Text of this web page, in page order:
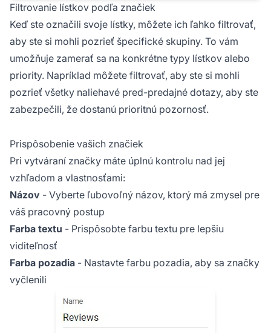
Filtrovanie lístkov podľa značiek
Keď ste označili svoje lístky, môžete ich ľahko filtrovať,
aby ste si mohli pozrieť špecifické skupiny. To vám
umožňuje zamerať sa na konkrétne typy lístkov alebo
priority. Napríklad môžete filtrovať, aby ste si mohli
pozrieť všetky naliehavé pred-predajné dotazy, aby ste
zabezpečili, že dostanú prioritnú pozornosť.
Prispôsobenie vašich značiek
Pri vytváraní značky máte úplnú kontrolu nad jej
vzhľadom a vlastnosťami:
Názov - Vyberte ľubovoľný názov, ktorý má zmysel pre
váš pracovný postup
Farba textu - Prispôsobte farbu textu pre lepšiu
viditeľnosť
Farba pozadia - Nastavte farbu pozadia, aby sa značky
vyčlenili